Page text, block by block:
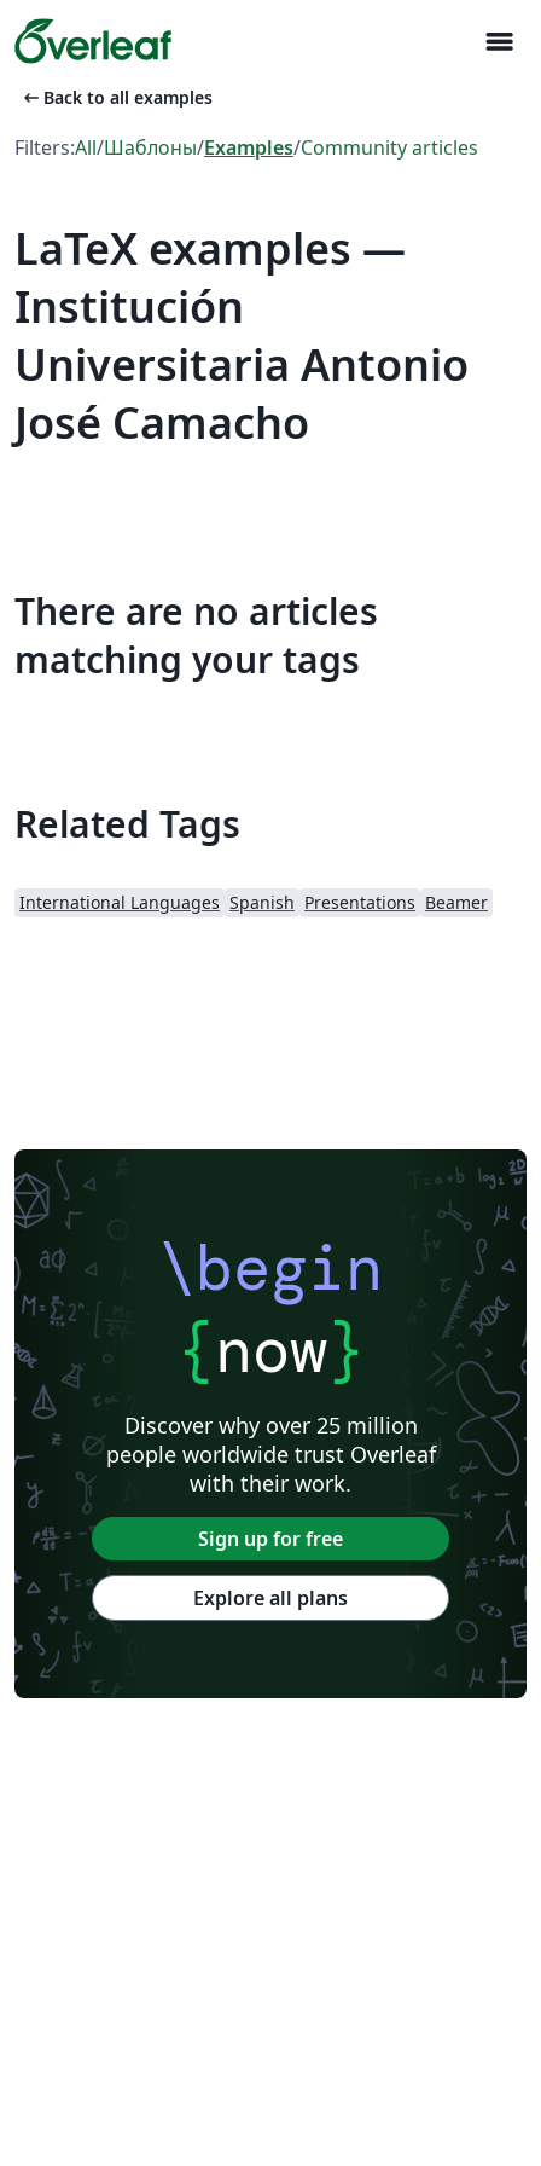
menu
arrow_left_alt Back to all examples
Filters:All/Шаблоны/Examples/Community articles
LaTeX examples —
Institución
Universitaria Antonio
José Camacho
There are no articles
matching your tags
Related Tags
International Languages Spanish Presentations Beamer
\begin
{now}
Discover why over 25 million
people worldwide trust Overleaf
with their work.
Sign up for free
Explore all plans